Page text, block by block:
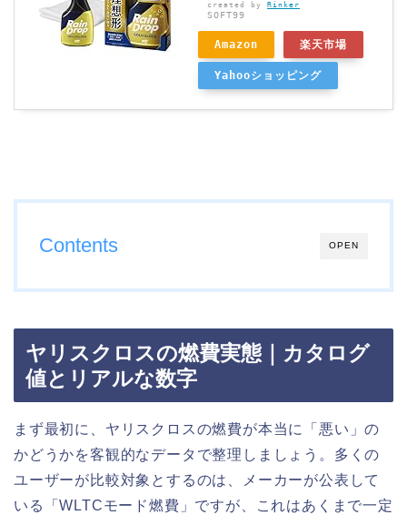
created by Rinker
SOFT99
Amazon 楽天市場
Yahooショッピング
OPEN
Contents
ヤリスクロスの燃費実態｜カタログ
値とリアルな数字
まず最初に、ヤリスクロスの燃費が本当に「悪い」の
かどうかを客観的なデータで整理しましょう。多くの
ユーザーが比較対象とするのは、メーカーが公表して
いる「WLTCモード燃費」ですが、これはあくまで一定